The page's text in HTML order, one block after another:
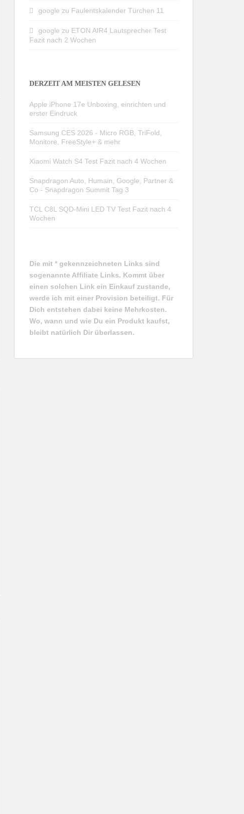
google zu Faulentskalender Türchen 11
google zu ETON AIR4 Lautsprecher Test
Fazit nach 2 Wochen
DERZEIT AM MEISTEN GELESEN
Apple iPhone 17e Unboxing, einrichten und
erster Eindruck
Samsung CES 2026 - Micro RGB, TriFold,
Monitore, FreeStyle+ & mehr
Xiaomi Watch S4 Test Fazit nach 4 Wochen
Snapdragon Auto, Humain, Google, Partner &
Co - Snapdragon Summit Tag 3
TCL C8L SQD-Mini LED TV Test Fazit nach 4
Wochen
Die mit * gekennzeichneten Links sind
sogenannte Affiliate Links. Kommt über
einen solchen Link ein Einkauf zustande,
werde ich mit einer Provision beteiligt. Für
Dich entstehen dabei keine Mehrkosten.
Wo, wann und wie Du ein Produkt kaufst,
bleibt natürlich Dir überlassen.